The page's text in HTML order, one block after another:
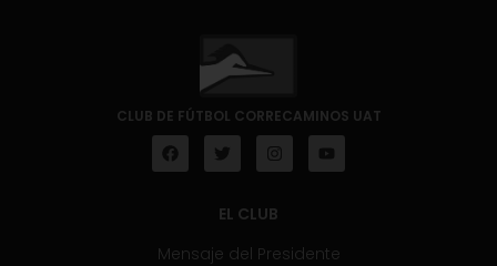
CLUB DE FÚTBOL CORRECAMINOS UAT
EL CLUB
Mensaje del Presidente